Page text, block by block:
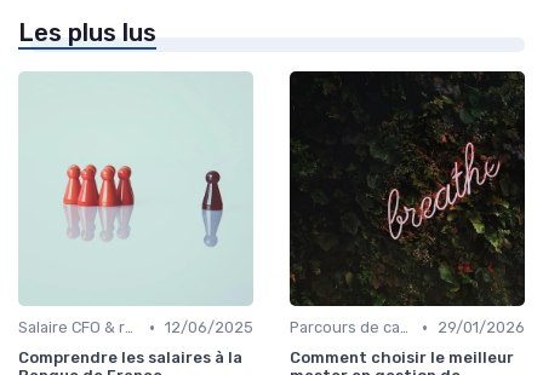
Les plus lus
Salaire CFO & rémunération variable • 12/06/2025
Comprendre les salaires à la
Parcours de carrière en finance •
29/01/2026
Comment choisir le meilleur